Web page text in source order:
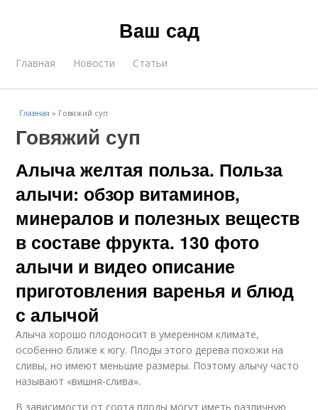
Ваш сад
Главная Новости Статьи
Главная » Говяжий суп
Говяжий суп
Алыча желтая польза. Польза
алычи: обзор витаминов,
минералов и полезных веществ
в составе фрукта. 130 фото
алычи и видео описание
приготовления варенья и блюд
с алычой
Алыча хорошо плодоносит в умеренном климате,
особенно ближе к югу. Плоды этого дерева похожи на
сливы, но имеют меньшие размеры. Поэтому алычу часто
называют «вишня-слива».
В зависимости от сорта плоды могут иметь различную